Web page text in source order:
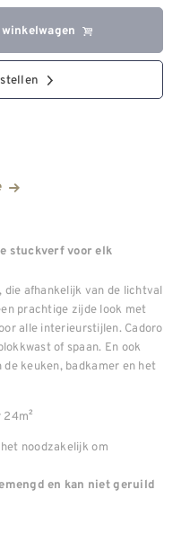
stuckverf voor elk
afhankelijk van de lichtval
prachtige zijde look met
alle interieurstijlen. Cadoro
of spaan. En ook
keuken, badkamer en het
noodzakelijk om
en kan niet geruild